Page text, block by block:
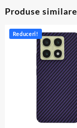
Produse similare
Reduceri!